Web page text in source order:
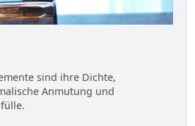
sind ihre Dichte,
Anmutung und